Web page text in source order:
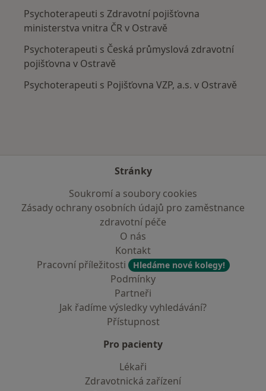
Psychoterapeuti s Zdravotní pojišťovna
ministerstva vnitra ČR v Ostravě
Psychoterapeuti s Česká průmyslová zdravotní
pojišťovna v Ostravě
Psychoterapeuti s Pojišťovna VZP, a.s. v Ostravě
Stránky
Soukromí a soubory cookies
Zásady ochrany osobních údajů pro zaměstnance
zdravotní péče
O nás
Kontakt
Pracovní příležitosti
Hledáme nové kolegy!
Podmínky
Partneři
Jak řadíme výsledky vyhledávání?
Přístupnost
Pro pacienty
Lékaři
Zdravotnická zařízení